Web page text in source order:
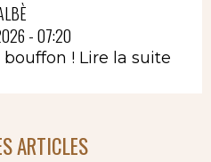
- 07:20
bouffon ! Lire la suite
ARTICLES